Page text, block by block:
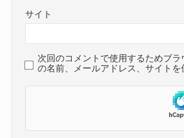
サイト
次回のコメントで使用するためブラ
の名前、メールアドレス、サイトを